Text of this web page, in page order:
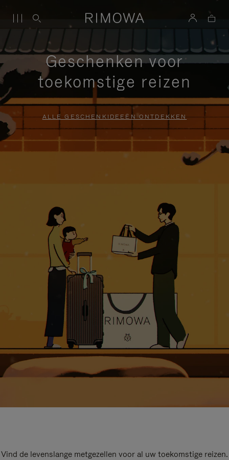
Geschenken voor
toekomstige reizen
ALLE GESCHENKIDEEËN ONTDEKKEN
Vind de levenslange metgezellen voor al uw toekomstige reizen.